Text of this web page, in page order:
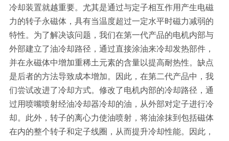
冷却装置就越重要。尤其是通过与定子相互作用产生电磁
力的转子永磁体，具有当温度超过一定水平时磁力减弱的
特性。为了解决该问题，我们在第一代产品的电机内部与
外部建立了油冷却路径，通过直接涂油来冷却发热部件，
并在永磁体中增加重稀土元素的含量以提高耐热性。缺点
是后者的方法导致成本增加。因此，在第二代产品中，我
们尝试改进了冷却方式。修改了电机内部的冷却路径，通
过用喷嘴喷射经油冷却器冷却的油，从外部对定子进行冷
却。此外，转子的离心力使油喷射，将油涂抹到包括磁体
在内的整个转子和定子线圈，从而提升冷却性能。因此，